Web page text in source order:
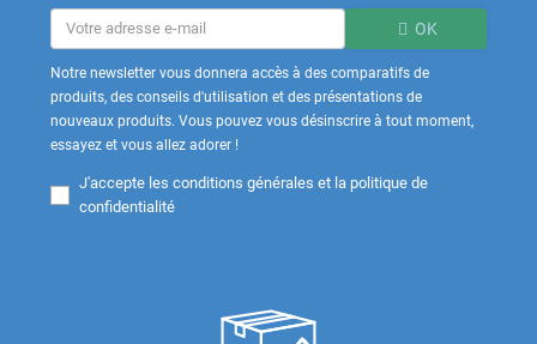
OK
Notre newsletter vous donnera accès à des comparatifs de
produits, des conseils d'utilisation et des présentations de
nouveaux produits. Vous pouvez vous désinscrire à tout moment,
essayez et vous allez adorer !
J'accepte les conditions générales et la politique de
confidentialité